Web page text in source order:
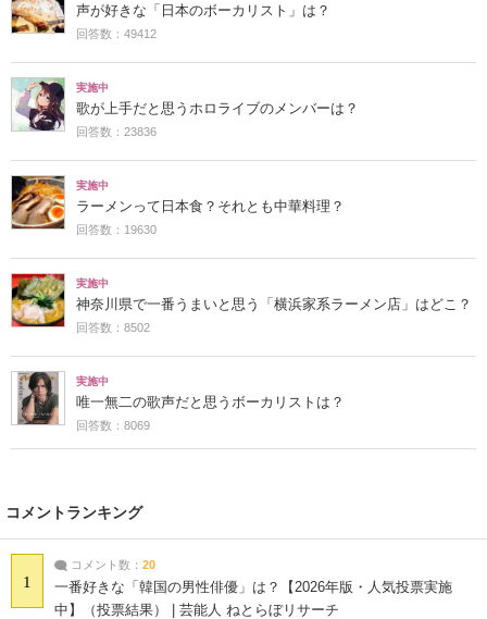
声が好きな「日本のボーカリスト」は？
回答数：49412
実施中
歌が上手だと思うホロライブのメンバーは？
回答数：23836
実施中
ラーメンって日本食？それとも中華料理？
回答数：19630
実施中
神奈川県で一番うまいと思う「横浜家系ラーメン店」はどこ？
回答数：8502
実施中
唯一無二の歌声だと思うボーカリストは？
回答数：8069
コメントランキング
1
コメント数： 20
一番好きな「韓国の男性俳優」は？【2026年版・人気投票実施
中】（投票結果） | 芸能人 ねとらぼリサーチ